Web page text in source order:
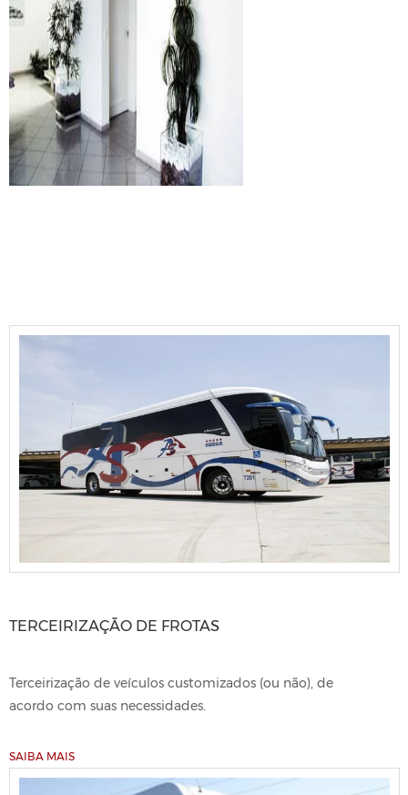
TERCEIRIZAÇÃO DE FROTAS
Terceirização de veículos customizados (ou não), de
acordo com suas necessidades.
SAIBA MAIS